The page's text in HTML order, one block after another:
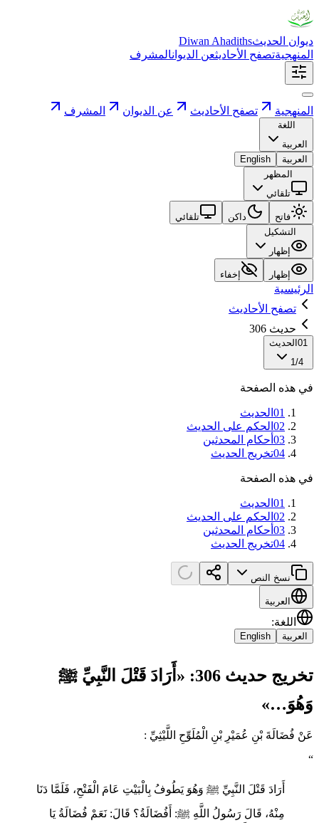
ديوان الحديثDiwan Ahadiths
المنهجيةتصفح الأحاديثعن الديوانالمشرف
المنهجية تصفح الأحاديث عن الديوان المشرف
اللغة
العربية
العربية
English
المظهر
تلقائي
فاتح داكن
تلقائي
التشكيل
إظهار
إظهار إخفاء
الرئيسية
تصفح الأحاديث
حديث 306
01 الحديث
1/4
في هذه الصفحة
01 الحديث
02 الحكم على الحديث
03 أحكام المحدثين
04تخريج الحديث
في هذه الصفحة
01 الحديث
02 الحكم على الحديث
03 أحكام المحدثين
04تخريج الحديث
نسخ النص
العربية
اللغة:
العربية English
تخريج حديث 306: «أَرَادَ قَتْلَ النَّبِيِّ ﷺ
وَهُوَ…»
عَنْ فُضَالَةَ بْنِ عُمَيْرِ بْنِ الْمُلَوِّحِ اللَّيْثِيِّ :
“
أَرَادَ قَتْلَ النَّبِيِّ ﷺ وَهُوَ يَطُوفُ بِالْبَيْتِ عَامَ الْفَتْحِ، فَلَمَّا دَنَا
مِنْهُ، قَالَ رَسُولُ اللَّهِ ﷺ: أَفُضَالَةُ؟ قَالَ: نَعَمْ فُضَالَةُ يَا